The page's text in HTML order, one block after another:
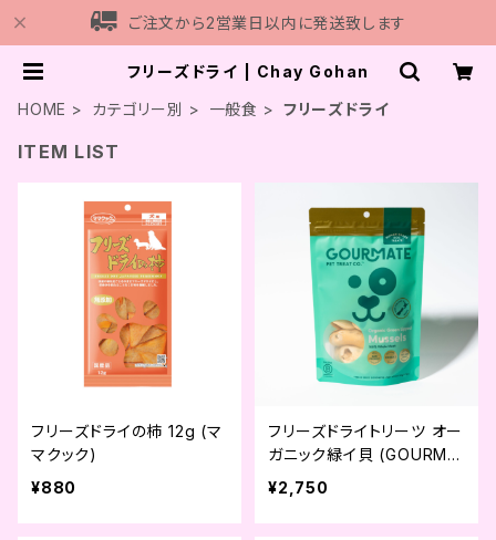
ご注文から2営業日以内に発送致します
フリーズドライ | Chay Gohan
HOME
カテゴリー別 一般食 フリーズドライ
ITEM LIST
フリーズドライの柿 12g (マ
マクック)
¥880
フリーズドライトリーツ オー
ガニック緑イ貝 (GOURMA
TE)
¥2,750